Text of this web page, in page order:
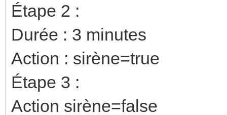
Étape 2 :
Durée : 3 minutes
Action : sirène=true
Étape 3 :
Action sirène=false